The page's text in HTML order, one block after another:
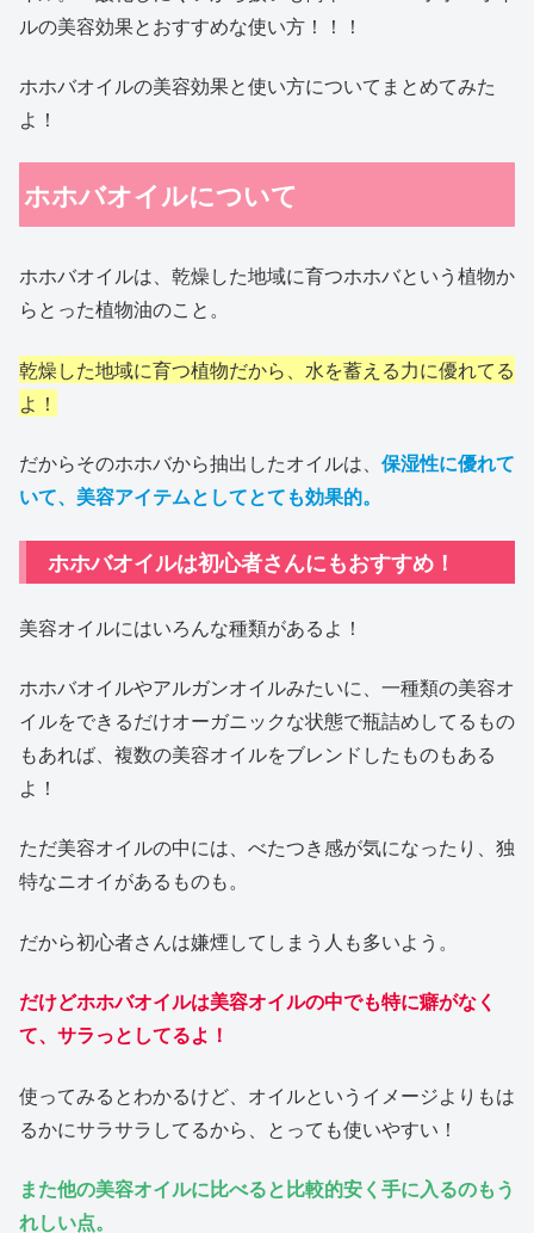
ルの美容効果とおすすめな使い方！！！
ホホバオイルの美容効果と使い方についてまとめてみた
よ！
ホホバオイルについて
ホホバオイルは、乾燥した地域に育つホホバという植物か
らとった植物油のこと。
乾燥した地域に育つ植物だから、水を蓄える力に優れてる
よ！
だからそのホホバから抽出したオイルは、 保湿性に優れて
いて、美容アイテムとしてとても効果的。
ホホバオイルは初心者さんにもおすすめ！
美容オイルにはいろんな種類があるよ！
ホホバオイルやアルガンオイルみたいに、一種類の美容オ
イルをできるだけオーガニックな状態で瓶詰めしてるもの
もあれば、複数の美容オイルをブレンドしたものもある
よ！
ただ美容オイルの中には、べたつき感が気になったり、独
特なニオイがあるものも。
だから初心者さんは嫌煙してしまう人も多いよう。
だけどホホバオイルは美容オイルの中でも特に癖がなく
て、サラっとしてるよ！
使ってみるとわかるけど、オイルというイメージよりもは
るかにサラサラしてるから、とっても使いやすい！
また他の美容オイルに比べると比較的安く手に入るのもう
れしい点。